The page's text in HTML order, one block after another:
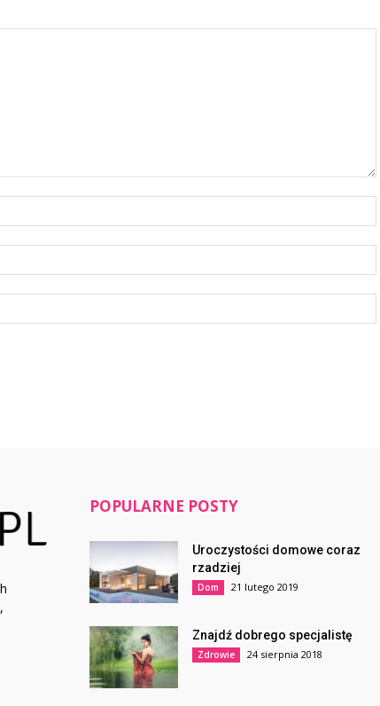
POPULARNE POSTY
Uroczystości domowe coraz
rzadziej
Dom 21 lutego 2019
Znajdź dobrego specjalistę
Zdrowie 24 sierpnia 2018